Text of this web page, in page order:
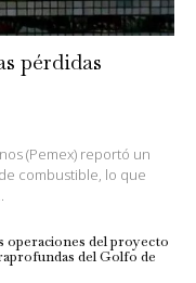
pérdidas
(Pemex) reportó un
combustible, lo que
operaciones del proyecto
del Golfo de